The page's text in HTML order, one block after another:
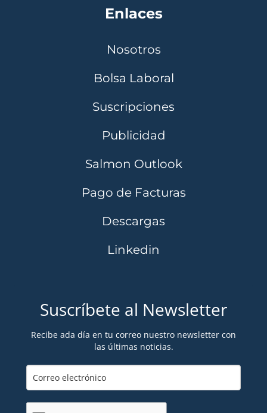
Enlaces
Nosotros
Bolsa Laboral
Suscripciones
Publicidad
Salmon Outlook
Pago de Facturas
Descargas
Linkedin
Suscríbete al Newsletter
Recibe ada día en tu correo nuestro newsletter con
las últimas noticias.